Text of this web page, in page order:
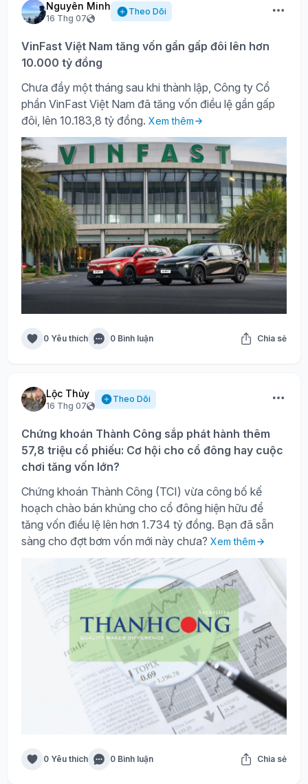
Nguyên Minh
16 Thg 07
Theo Dõi
VinFast Việt Nam tăng vốn gần gấp đôi lên hơn
10.000 tỷ đồng
Chưa đầy một tháng sau khi thành lập, Công ty Cổ
phần VinFast Việt Nam đã tăng vốn điều lệ gần gấp
đôi, lên 10.183,8 tỷ đồng. Xem thêm
0 Yêu thích 0 Bình luận Chia sẻ
Lộc Thủy
16 Thg 07
Theo Dõi
Chứng khoán Thành Công sắp phát hành thêm
57,8 triệu cổ phiếu: Cơ hội cho cổ đông hay cuộc
chơi tăng vốn lớn?
Chứng khoán Thành Công (TCI) vừa công bố kế
hoạch chào bán khủng cho cổ đông hiện hữu để
tăng vốn điều lệ lên hơn 1.734 tỷ đồng. Bạn đã sẵn
sàng cho đợt bơm vốn mới này chưa? Xem thêm
0 Yêu thích 0 Bình luận Chia sẻ